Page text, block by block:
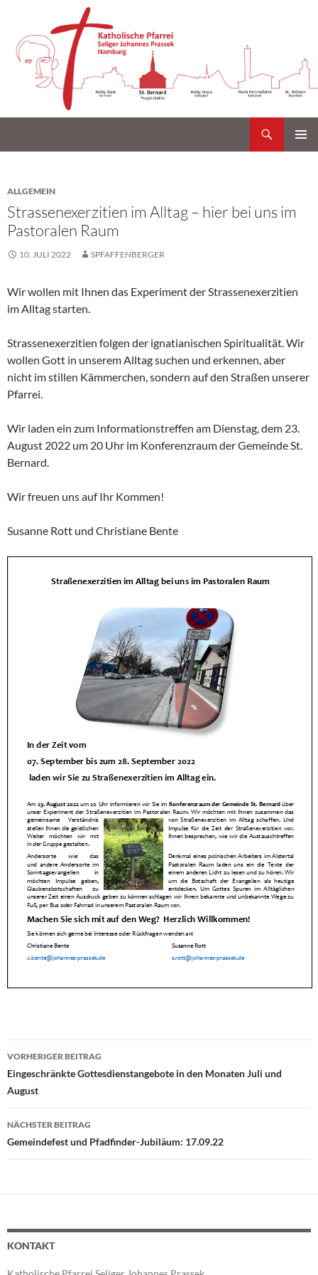
ALLGEMEIN
Strassenexerzitien im Alltag – hier bei uns im
Pastoralen Raum
10. JULI 2022 SPFAFFENBERGER
Wir wollen mit Ihnen das Experiment der Strassenexerzitien
im Alltag starten.
Strassenexerzitien folgen der ignatianischen Spiritualität. Wir
wollen Gott in unserem Alltag suchen und erkennen, aber
nicht im stillen Kämmerchen, sondern auf den Straßen unserer
Pfarrei.
Wir laden ein zum Informationstreffen am Dienstag, dem 23.
August 2022 um 20 Uhr im Konferenzraum der Gemeinde St.
Bernard.
Wir freuen uns auf Ihr Kommen!
Susanne Rott und Christiane Bente
Beitragsnavigation
VORHERIGER BEITRAG
Eingeschränkte Gottesdienstangebote in den Monaten Juli und
August
NÄCHSTER BEITRAG
Gemeindefest und Pfadfinder-Jubiläum: 17.09.22
KONTAKT